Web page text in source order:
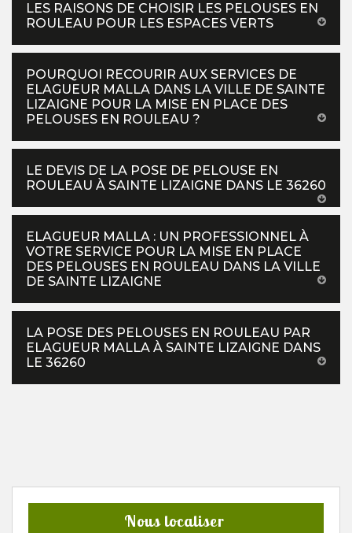
LES RAISONS DE CHOISIR LES PELOUSES EN
ROULEAU POUR LES ESPACES VERTS
POURQUOI RECOURIR AUX SERVICES DE
ELAGUEUR MALLA DANS LA VILLE DE SAINTE
LIZAIGNE POUR LA MISE EN PLACE DES
PELOUSES EN ROULEAU ?
LE DEVIS DE LA POSE DE PELOUSE EN
ROULEAU À SAINTE LIZAIGNE DANS LE 36260
ELAGUEUR MALLA : UN PROFESSIONNEL À
VOTRE SERVICE POUR LA MISE EN PLACE
DES PELOUSES EN ROULEAU DANS LA VILLE
DE SAINTE LIZAIGNE
LA POSE DES PELOUSES EN ROULEAU PAR
ELAGUEUR MALLA À SAINTE LIZAIGNE DANS
LE 36260
Nous localiser